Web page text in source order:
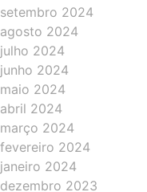
setembro 2024
agosto 2024
julho 2024
junho 2024
maio 2024
abril 2024
março 2024
fevereiro 2024
janeiro 2024
dezembro 2023